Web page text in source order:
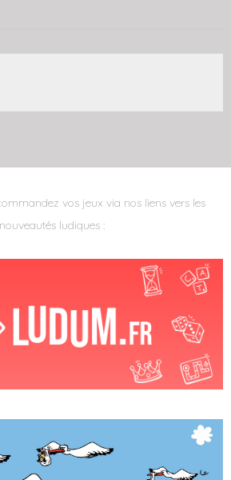
vos jeux via nos liens vers les
nouveautés ludiques :